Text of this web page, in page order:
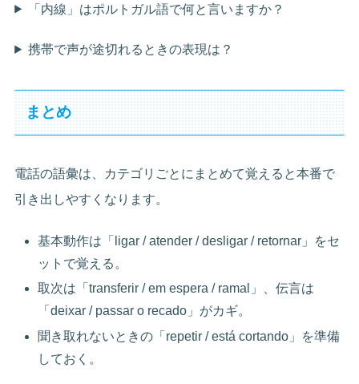
「内線」はポルトガル語で何と言いますか？
携帯で声が途切れるときの表現は？
まとめ
電話の語彙は、カテゴリごとにまとめて覚えると本番で
引き出しやすくなります。
基本動作は「ligar / atender / desligar / retornar」をセ
ットで覚える。
取次は「transferir / em espera / ramal」、伝言は
「deixar / passar o recado」がカギ。
聞き取れないときの「repetir / está cortando」を準備
しておく。